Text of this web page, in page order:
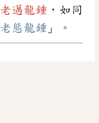
老邁龍鍾 ，如同
老態龍鍾 」。